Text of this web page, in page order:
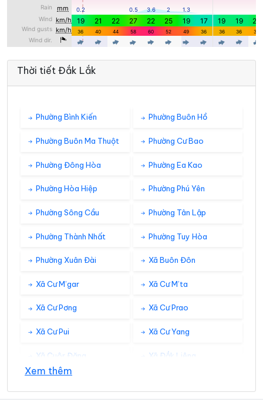
Thời tiết Đắk Lắk
Phường Bình Kiến Phường Buôn Hồ
Phường Buôn Ma Thuột Phường Cư Bao
Phường Đông Hòa Phường Ea Kao
Phường Hòa Hiệp Phường Phú Yên
Phường Sông Cầu Phường Tân Lập
Phường Thành Nhất Phường Tuy Hòa
Phường Xuân Đài Xã Buôn Đôn
Xã Cư M’gar Xã Cư M’ta
Xã Cư Pơng Xã Cư Prao
Xã Cư Pui Xã Cư Yang
Xã Cuôr Đăng Xã Đắk Liêng
Xem thêm